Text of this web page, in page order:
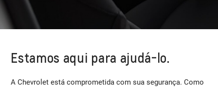
Estamos aqui para ajudá-lo.
A Chevrolet está comprometida com sua segurança. Como